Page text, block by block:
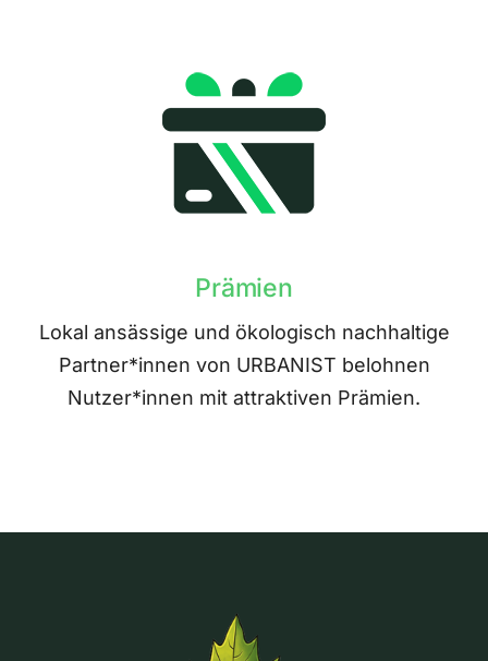
Prämien
Lokal ansässige und ökologisch nachhaltige
Partner*innen von URBANIST belohnen
Nutzer*innen mit attraktiven Prämien.